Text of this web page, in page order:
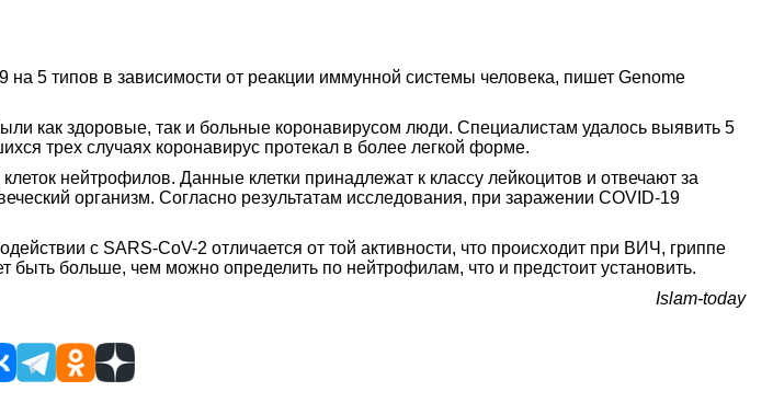
5 типов в зависимости от реакции иммунной системы человека, пишет Genome
как здоровые, так и больные коронавирусом люди. Специалистам удалось выявить 5
трех случаях коронавирус протекал в более легкой форме.
нейтрофилов. Данные клетки принадлежат к классу лейкоцитов и отвечают за
организм. Согласно результатам исследования, при заражении COVID-19
с SARS-CoV-2 отличается от той активности, что происходит при ВИЧ, гриппе
больше, чем можно определить по нейтрофилам, что и предстоит установить.
Islam-today